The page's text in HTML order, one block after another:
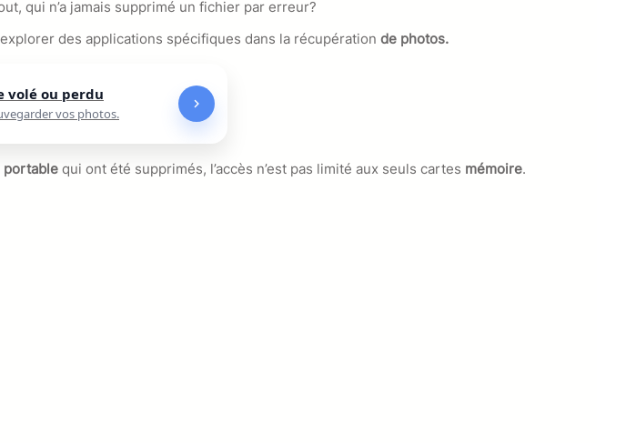
qui n’a jamais supprimé un fichier par erreur?
des applications spécifiques dans la récupération de photos.
volé ou perdu
vos photos.
portable qui ont été supprimés, l’accès n’est pas limité aux seuls cartes mémoire.